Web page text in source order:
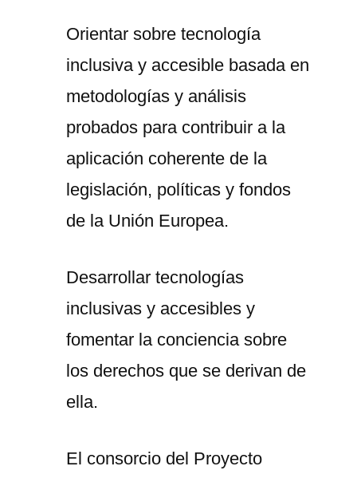
Orientar sobre tecnología
inclusiva y accesible basada en
metodologías y análisis
probados para contribuir a la
aplicación coherente de la
legislación, políticas y fondos
de la Unión Europea.
Desarrollar tecnologías
inclusivas y accesibles y
fomentar la conciencia sobre
los derechos que se derivan de
ella.
El consorcio del Proyecto